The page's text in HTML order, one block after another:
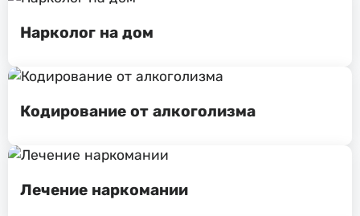
Нарколог на дом
Кодирование от алкоголизма
Лечение наркомании